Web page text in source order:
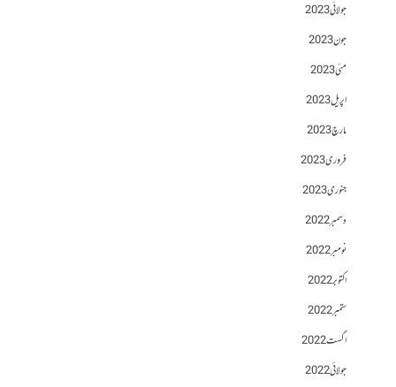
جولائی 2023
جون 2023
مئی 2023
اپریل 2023
مارچ 2023
فروری 2023
جنوری 2023
دسمبر 2022
نومبر 2022
اکتوبر 2022
ستمبر 2022
اگست 2022
جولائی 2022